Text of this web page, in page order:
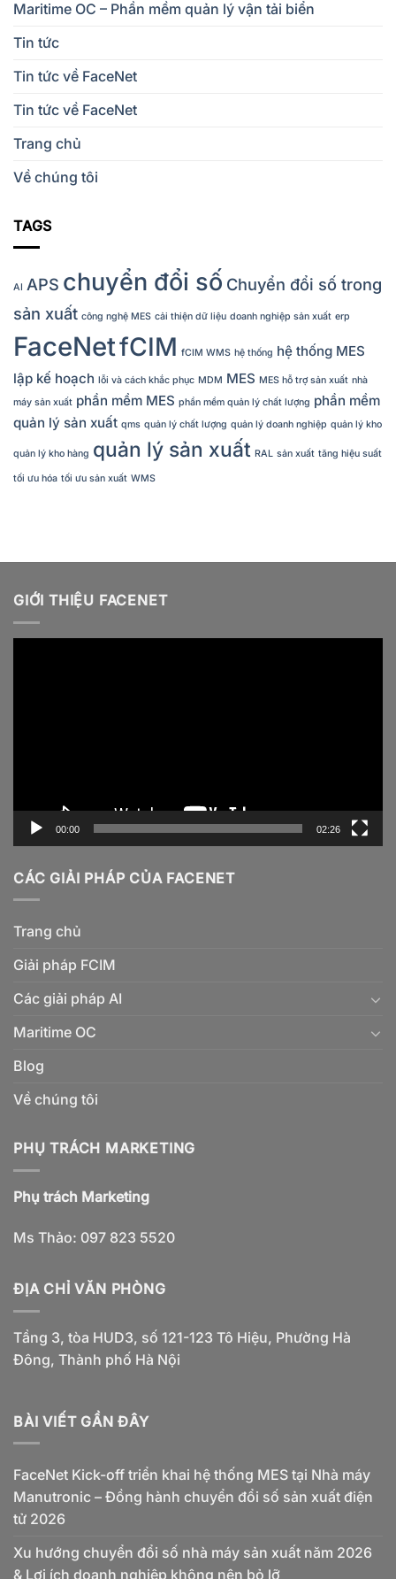
Maritime OC – Phần mềm quản lý vận tải biển
Tin tức
Tin tức về FaceNet
Tin tức về FaceNet
Trang chủ
Về chúng tôi
TAGS
AI APS chuyển đổi số Chuyển đổi số trong
sản xuất công nghệ MES cải thiện dữ liệu doanh nghiệp sản xuất erp
FaceNetfCIM fCIM WMS hệ thống hệ thống MES
lập kế hoạch lỗi và cách khắc phục MDM MES MES hỗ trợ sản xuất nhà
máy sản xuất phần mềm MES phần mềm quản lý chất lượng phần mềm
quản lý sản xuất qms quản lý chất lượng quản lý doanh nghiệp quản lý kho
quản lý kho hàng quản lý sản xuất RAL sản xuất tăng hiệu suất
tối ưu hóa tối ưu sản xuất WMS
GIỚI THIỆU FACENET
00:00 02:26
CÁC GIẢI PHÁP CỦA FACENET
Trang chủ
Giải pháp FCIM
Các giải pháp AI
Maritime OC
Blog
Về chúng tôi
PHỤ TRÁCH MARKETING
Phụ trách Marketing
Ms Thảo: 097 823 5520
ĐỊA CHỈ VĂN PHÒNG
Tầng 3, tòa HUD3, số 121-123 Tô Hiệu, Phường Hà
Đông, Thành phố Hà Nội
BÀI VIẾT GẦN ĐÂY
FaceNet Kick-off triển khai hệ thống MES tại Nhà máy
Manutronic – Đồng hành chuyển đổi số sản xuất điện
tử 2026
Xu hướng chuyển đổi số nhà máy sản xuất năm 2026
& Lợi ích doanh nghiệp không nên bỏ lỡ